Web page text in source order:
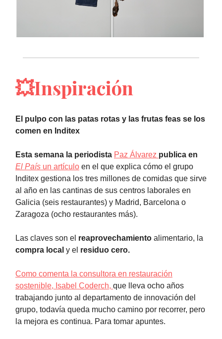
💥Inspiración
El pulpo con las patas rotas y las frutas feas se los
comen en Inditex
Esta semana la periodista Paz Álvarez publica en
El País un artículo en el que explica cómo el grupo
Inditex gestiona los tres millones de comidas que sirve
al año en las cantinas de sus centros laborales en
Galicia (seis restaurantes) y Madrid, Barcelona o
Zaragoza (ocho restaurantes más).
Las claves son el reaprovechamiento alimentario, la
compra local y el residuo cero.
Como comenta la consultora en restauración
sostenible, Isabel Coderch, que lleva ocho años
trabajando junto al departamento de innovación del
grupo, todavía queda mucho camino por recorrer, pero
la mejora es continua. Para tomar apuntes.